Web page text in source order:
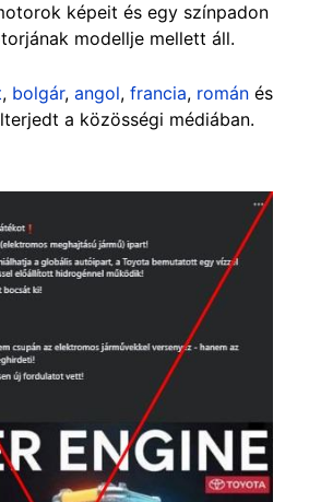
képeit és egy színpadon
modellje mellett áll.
, bolgár, angol, francia, román és
a közösségi médiában.